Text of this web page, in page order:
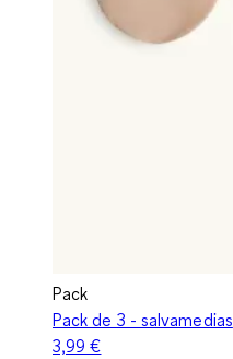
Pack
Pack de 3 - salvamedias
3,99 €